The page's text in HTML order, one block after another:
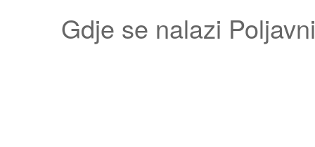
Gdje se nalazi